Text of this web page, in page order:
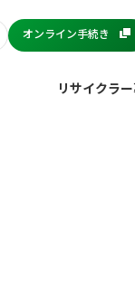
オンライン手続き
リサイクラ